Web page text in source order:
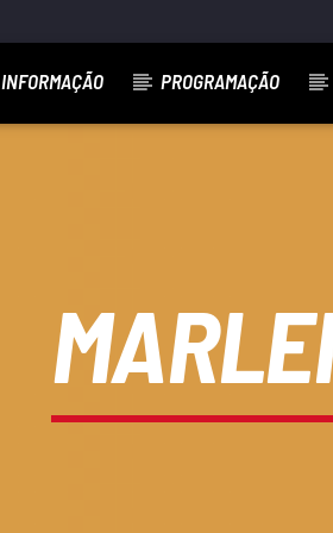
INFORMAÇÃO PROGRAMAÇÃO